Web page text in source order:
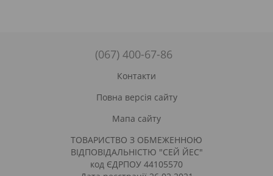
(067) 400-67-86
Контакти
Повна версія сайту
Мапа сайту
ТОВАРИСТВО З ОБМЕЖЕННОЮ
ВІДПОВІДАЛЬНІСТЮ "СЕЙ ЙЕС"
код ЄДРПОУ 44105570